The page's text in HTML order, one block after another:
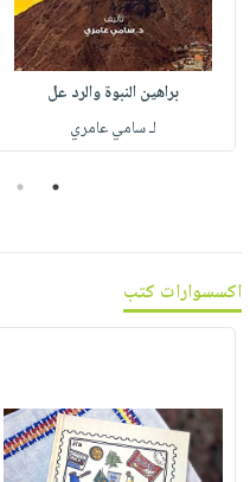
صابون
أطفال
مناسبات
فيديوهات
أسئلة
يتكرر
خدمات
انشر
كتابك
تواصل
عربة
التسوق
الإصدارات
براهين النبوة والرد عل
لـ سامي عامري
1
2
اكسسوارات كتب